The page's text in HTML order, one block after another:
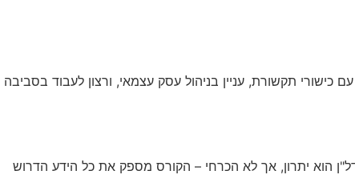
כישורי תקשורת, עניין בניהול עסק עצמאי, ורצון לעבוד בסביבה
הרשעות פליליות חמורות. ידע בסיסי בשוק הנדל"ן הוא יתרון, אך לא הכרחי – הקורס מספק את כל הידע הדרוש